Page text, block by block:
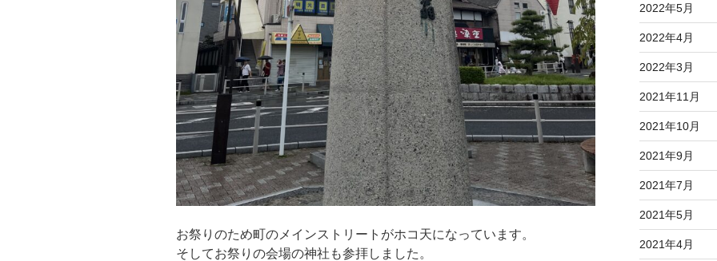
お祭りのため町のメインストリートがホコ天になっています。
そしてお祭りの会場の神社も参拝しました。
2022年5月
2022年4月
2022年3月
2021年11月
2021年10月
2021年9月
2021年7月
2021年5月
2021年4月